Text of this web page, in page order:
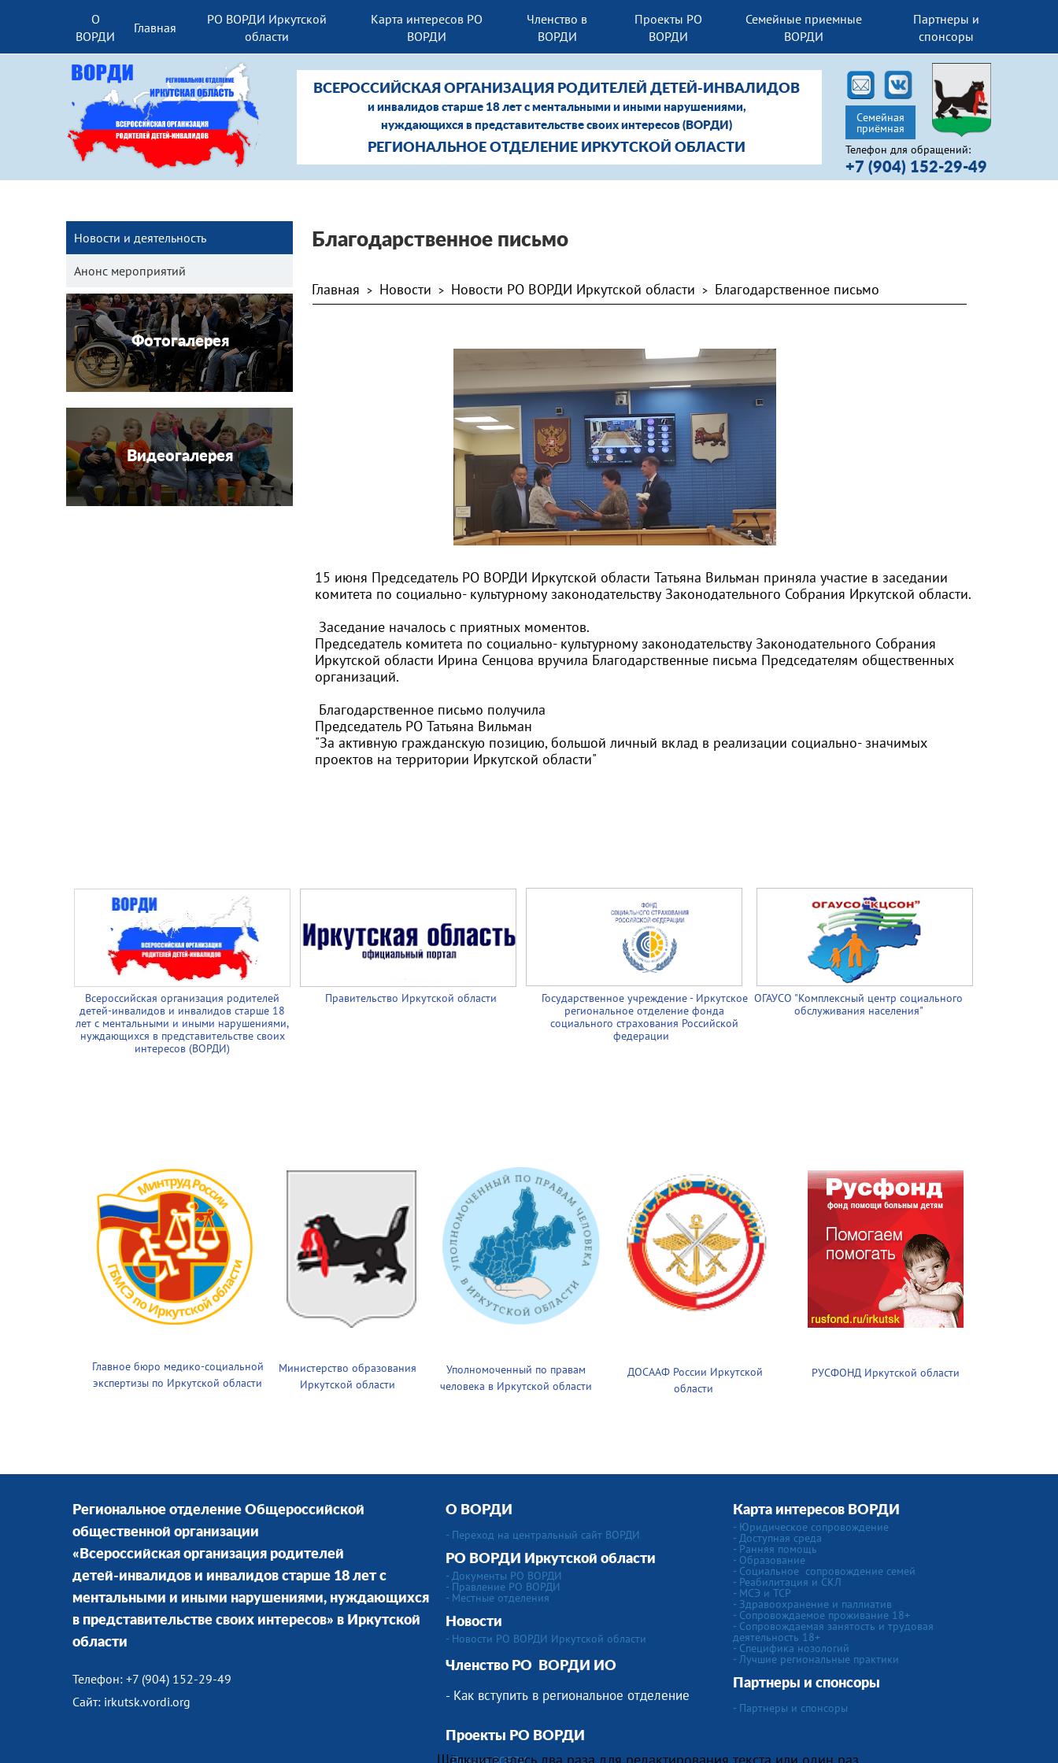
О
ВОРДИ
Главная
РО ВОРДИ Иркутской
области
Карта интересов РО
ВОРДИ
Членство в
ВОРДИ
Проекты РО
ВОРДИ
Семейные приемные
ВОРДИ
Партнеры и
спонсоры
Телефон для обращений:
+7 (904) 152-29-49
ВСЕРОССИЙСКАЯ ОРГАНИЗАЦИЯ РОДИТЕЛЕЙ ДЕТЕЙ-ИНВАЛИДОВ
и инвалидов старше 18 лет с ментальными и иными нарушениями,
нуждающихся в представительстве своих интересов (ВОРДИ)
РЕГИОНАЛЬНОЕ ОТДЕЛЕНИЕ ИРКУТСКОЙ ОБЛАСТИ
Семейная
приёмная
Новости и деятельность
Анонс мероприятий
Фотогалерея
Видеогалерея
Благодарственное письмо
Главная > Новости > Новости РО ВОРДИ Иркутской области > Благодарственное письмо
15 июня Председатель РО ВОРДИ Иркутской области Татьяна Вильман приняла участие в заседании
комитета по социально- культурному законодательству Законодательного Собрания Иркутской области.
Заседание началось с приятных моментов.
Председатель комитета по социально- культурному законодательству Законодательного Собрания
Иркутской области Ирина Сенцова вручила Благодарственные письма Председателям общественных
организаций.
Благодарственное письмо получила
Председатель РО Татьяна Вильман
"За активную гражданскую позицию, большой личный вклад в реализации социально- значимых
проектов на территории Иркутской области"
Всероссийская организация родителей
детей-инвалидов и инвалидов старше 18
лет с ментальными и иными нарушениями,
нуждающихся в представительстве своих
интересов (ВОРДИ)
Правительство Иркутской области
Государственное учреждение - Иркутское
региональное отделение фонда
социального страхования Российской
федерации
ОГАУСО "Комплексный центр социального
обслуживания населения"
Главное бюро медико-социальной
экспертизы по Иркутской области
Министерство образования
Иркутской области
Уполномоченный по правам
человека в Иркутской области
ДОСААФ России Иркутской
области
РУСФОНД Иркутской области
Региональное отделение Общероссийской
общественной организации
«Всероссийская организация родителей
детей-инвалидов и инвалидов старше 18 лет с
ментальными и иными нарушениями, нуждающихся
в представительстве своих интересов» в Иркутской
области
Телефон: +7 (904) 152-29-49
Сайт: irkutsk.vordi.org
О ВОРДИ
- Переход на центральный сайт ВОРДИ
РО ВОРДИ Иркутской области
- Документы РО ВОРДИ
- Правление РО ВОРДИ
- Местные отделения
Новости
- Новости РО ВОРДИ Иркутской области
Членство РО
ВОРДИ ИО
- Как вступить в региональное отделение
Проекты РО ВОРДИ
Карта интересов ВОРДИ
- Юридическое сопровождение
- Доступная среда
- Ранняя помощь
- Образование
- Социальное сопровождение семей
- Реабилитация и СКЛ
- МСЭ и ТСР
- Здравоохранение и паллиатив
- Сопровождаемое проживание 18+
- Сопровождаемая занятость и трудовая
деятельность 18+
- Специфика нозологий
- Лучшие региональные практики
Партнеры и спонсоры
- Партнеры и спонсоры